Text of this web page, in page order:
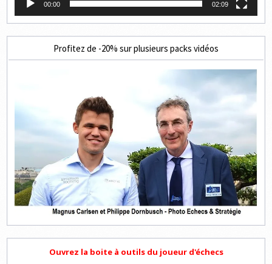
00:00 02:09
Profitez de -20% sur plusieurs packs vidéos
Ouvrez la boite à outils du joueur d'échecs